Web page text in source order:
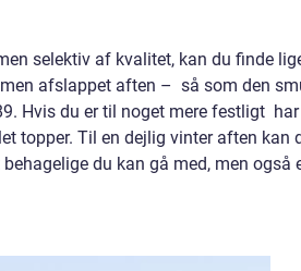
selektiv af kvalitet, kan du finde
afslappet aften – så som den
Hvis du er til noget mere festligt
topper. Til en dejlig vinter aften kan
du kan gå med, men også